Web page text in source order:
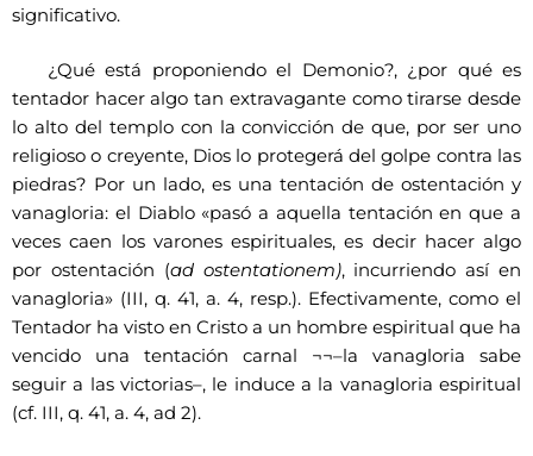
significativo.
¿Qué está proponiendo el Demonio?, ¿por qué es
tentador hacer algo tan extravagante como tirarse desde
lo alto del templo con la convicción de que, por ser uno
religioso o creyente, Dios lo protegerá del golpe contra las
piedras? Por un lado, es una tentación de ostentación y
vanagloria: el Diablo «pasó a aquella tentación en que a
veces caen los varones espirituales, es decir hacer algo
por ostentación (ad ostentationem), incurriendo así en
vanagloria» (III, q. 41, a. 4, resp.). Efectivamente, como el
Tentador ha visto en Cristo a un hombre espiritual que ha
vencido una tentación carnal ¬¬–la vanagloria sabe
seguir a las victorias–, le induce a la vanagloria espiritual
(cf. III, q. 41, a. 4, ad 2).